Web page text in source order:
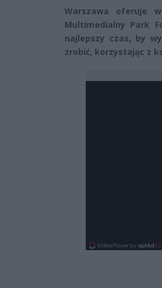
Warszawa oferuje
Multimedialny Park
najlepszy czas, by
zrobić, korzystając z